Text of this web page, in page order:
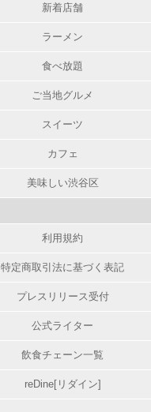
新着店舗
ラーメン
食べ放題
ご当地グルメ
スイーツ
カフェ
美味しい渋谷区
利用規約
特定商取引法に基づく表記
プレスリリース受付
公式ライター
飲食チェーン一覧
reDine[リダイン]